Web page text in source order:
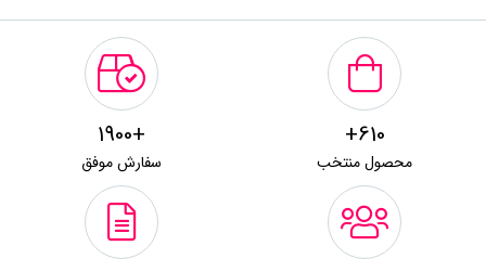
610+
محصول منتخب
+1900
سفارش موفق